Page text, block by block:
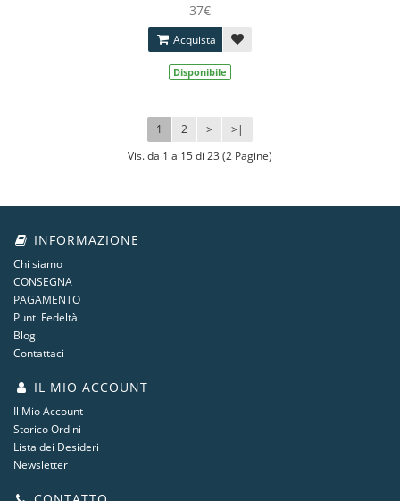
37€
Acquista
Disponibile
1 2 > >|
Vis. da 1 a 15 di 23 (2 Pagine)
INFORMAZIONE
Chi siamo
CONSEGNA
PAGAMENTO
Punti Fedeltà
Blog
Contattaci
IL MIO ACCOUNT
Il Mio Account
Storico Ordini
Lista dei Desideri
Newsletter